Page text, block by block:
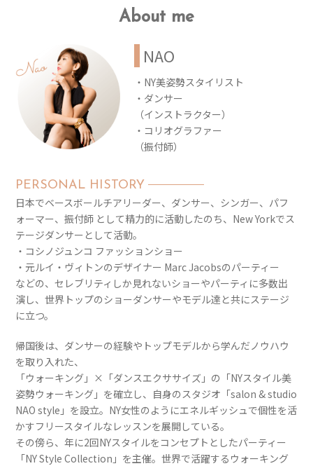
About me
NAO
・NY美姿勢スタイリスト
・ダンサー
（インストラクター）
・コリオグラファー
（振付師）
PERSONAL HISTORY
日本でベースボールチアリーダー、ダンサー、シンガー、パフ
ォーマー、振付師 として精力的に活動したのち、New Yorkでス
テージダンサーとして活動。
・コシノジュンコ ファッションショー
・元ルイ・ヴィトンのデザイナー Marc Jacobsのパーティー
などの、セレブリティしか見れないショーやパーティに多数出
演し、世界トップのショーダンサーやモデル達と共にステージ
に立つ。
帰国後は、ダンサーの経験やトップモデルから学んだノウハウ
を取り入れた、
「ウォーキング」×「ダンスエクササイズ」の「NYスタイル美
姿勢ウォーキング」を確立し、自身のスタジオ「salon & studio
NAO style」を設立。NY女性のようにエネルギッシュで個性を活
かすフリースタイルなレッスンを展開している。
その傍ら、年に2回NYスタイルをコンセプトとしたパーティー
「NY Style Collection」を主催。世界で活躍するウォーキング